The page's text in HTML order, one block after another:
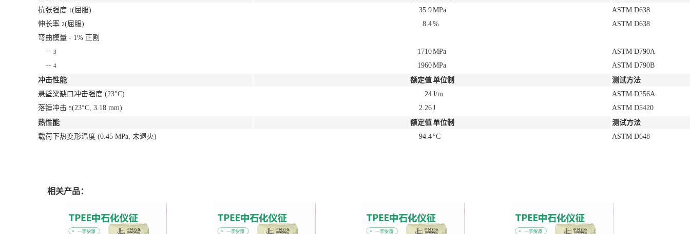
抗张强度 1 (屈服) 35.9MPa
ASTM D638
伸长率 2(屈服) 8.4%
ASTM D638
弯曲模量 - 1% 正割
-- 3 1710MPa
ASTM D790A
-- 4 1960MPa
ASTM D790B
冲击性能
额定值单位制
测试方法
悬壁梁缺口冲击强度 (23°C) 24J/m
ASTM D256A
落锤冲击 5(23°C, 3.18 mm) 2.26J
ASTM D5420
热性能
额定值单位制
测试方法
载荷下热变形温度 (0.45 MPa, 未退火) 94.4°C ASTM D648
相关产品：